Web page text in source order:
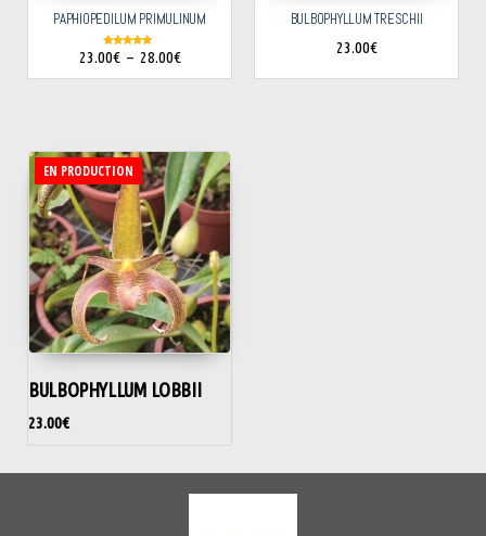
PAPHIOPEDILUM PRIMULINUM
Note
23.00€ – 28.00€
BULBOPHYLLUM TRESCHII
23.00€
EN PRODUCTION
BULBOPHYLLUM LOBBII
23.00€